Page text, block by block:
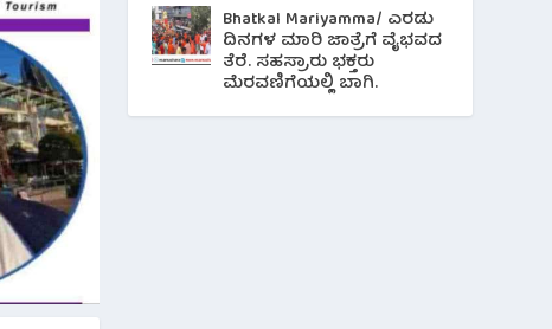
Bhatkal Mariyamma/ ಎರಡು
ದಿನಗಳ ಮಾರಿ ಜಾತ್ರೆಗೆ ವೈಭವದ
ತೆರೆ. ಸಹಸ್ರಾರು ಭಕ್ತರು
ಮೆರವಣಿಗೆಯಲ್ಲಿ ಬಾಗಿ.